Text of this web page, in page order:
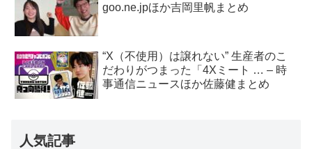
goo.ne.jpほか吉岡里帆まとめ
“X（不使用）は譲れない” 生産者のこ
だわりがつまった「4Xミート … – 時
事通信ニュースほか佐藤健まとめ
人気記事